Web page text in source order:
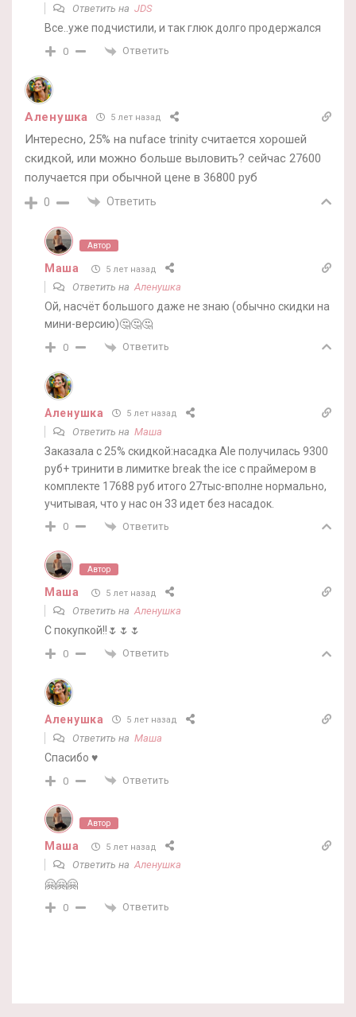
Ответить на JDS
Все..уже подчистили, и так глюк долго продержался
0 Ответить
Аленушка 5 лет назад
Интересно, 25% на nuface trinity считается хорошей
скидкой, или можно больше выловить? сейчас 27600
получается при обычной цене в 36800 руб
0 Ответить
Автор
Маша 5 лет назад
Ответить наАленушка
Ой, насчёт большого даже не знаю (обычно скидки на
мини-версию)🤔🤔🤔
0 Ответить
Аленушка 5 лет назад
Ответить на Маша
Заказала с 25% скидкой:насадка Ale получилась 9300
руб+ тринити в лимитке break the ice с праймером в
комплекте 17688 руб итого 27тыс-вполне нормально,
учитывая, что у нас он 33 идет без насадок.
0 Ответить
Автор
Маша 5 лет назад
Ответить наАленушка
С покупкой!!🌷🌷🌷
0 Ответить
Аленушка 5 лет назад
Ответить на Маша
Спасибо ♥
0 Ответить
Автор
Маша 5 лет назад
Ответить наАленушка
🤗🤗🤗
0 Ответить